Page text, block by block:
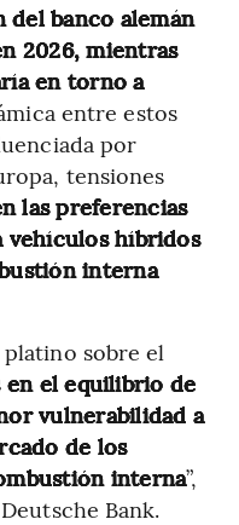
del banco alemán
2026, mientras
en torno a
entre estos
por
tensiones
las preferencias
vehículos híbridos
interna
sobre el
en el equilibrio de
vulnerabilidad a
de los
interna”,
Bank.